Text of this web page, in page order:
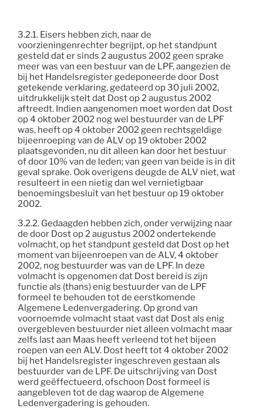
3.2.1. Eisers hebben zich, naar de
voorzieningenrechter begrijpt, op het standpunt
gesteld dat er sinds 2 augustus 2002 geen sprake
meer was van een bestuur van de LPF, aangezien de
bij het Handelsregister gedeponeerde door Dost
getekende verklaring, gedateerd op 30 juli 2002,
uitdrukkelijk stelt dat Dost op 2 augustus 2002
aftreedt. Indien aangenomen moet worden dat Dost
op 4 oktober 2002 nog wel bestuurder van de LPF
was, heeft op 4 oktober 2002 geen rechtsgeldige
bijeenroeping van de ALV op 19 oktober 2002
plaatsgevonden, nu dit alleen kan door het bestuur
of door 10% van de leden; van geen van beide is in dit
geval sprake. Ook overigens deugde de ALV niet, wat
resulteert in een nietig dan wel vernietigbaar
benoemingsbesluit van het bestuur op 19 oktober
2002.
3.2.2. Gedaagden hebben zich, onder verwijzing naar
de door Dost op 2 augustus 2002 ondertekende
volmacht, op het standpunt gesteld dat Dost op het
moment van bijeenroepen van de ALV, 4 oktober
2002, nog bestuurder was van de LPF. In deze
volmacht is opgenomen dat Dost bereid is zijn
functie als (thans) enig bestuurder van de LPF
formeel te behouden tot de eerstkomende
Algemene Ledenvergadering. Op grond van
voornoemde volmacht staat vast dat Dost als enig
overgebleven bestuurder niet alleen volmacht maar
zelfs last aan Maas heeft verleend tot het bijeen
roepen van een ALV. Dost heeft tot 4 oktober 2002
bij het Handelsregister ingeschreven gestaan als
bestuurder van de LPF. De uitschrijving van Dost
werd geëffectueerd, ofschoon Dost formeel is
aangebleven tot de dag waarop de Algemene
Ledenvergadering is gehouden.